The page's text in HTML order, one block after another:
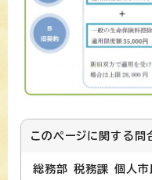
このページに関する 問
総務部 税務課 個人市